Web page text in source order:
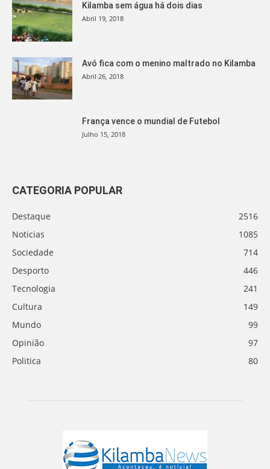
Kilamba sem água há dois dias
Abril 19, 2018
Avó fica com o menino maltrado no Kilamba
Abril 26, 2018
França vence o mundial de Futebol
Julho 15, 2018
CATEGORIA POPULAR
Destaque
2516
Noticias
1085
Sociedade
714
Desporto
446
Tecnologia
241
Cultura
149
Mundo
99
Opinião
97
Politica
80